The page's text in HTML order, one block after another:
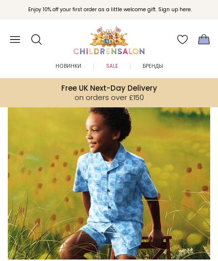
Enjoy 10% off your first order as a little welcome gift. Sign up here.
Вступайте в клуб Бонусы Childrensalon для эксклюзивных привилегий при
покупках.
Free UK Next-Day Delivery
on orders over £150
НОВИНКИ SALE БРЕНДЫ